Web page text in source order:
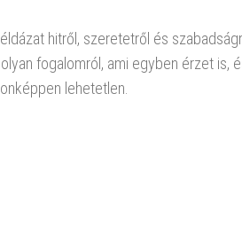
hitről, szeretetről és
fogalomról, ami egyben érzet is,
lehetetlen.